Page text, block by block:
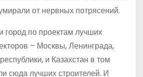
от нервных потрясений.
город по проектам лучших
– Москвы, Ленинграда,
и Казахстан в том
сюда лучших строителей. И